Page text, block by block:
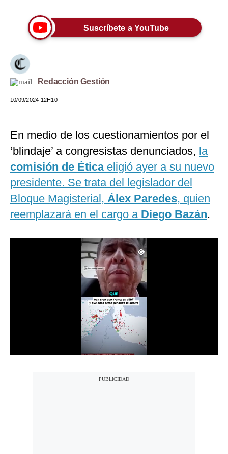
Lujo
Viajes
Moda
Estilos
Mundo
España
Internacional
Tecnología
Suscríbete a YouTube
Redacción Gestión
10/09/2024 12H10
En medio de los cuestionamientos por el
‘blindaje’ a congresistas denunciados, la
comisión de Éticaeligió ayer a su nuevo
presidente. Se trata del legislador del
Bloque Magisterial, Álex Paredes, quien
reemplazará en el cargo a Diego Bazán.